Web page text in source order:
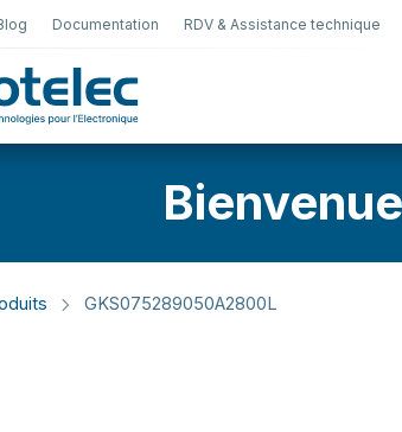
Documentation RDV & Assistance technique
GKS075289050A2800L